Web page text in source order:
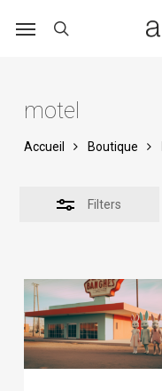
motel
Accueil Boutique
Filters